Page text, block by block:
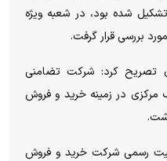
که با شکایت ۲۵۰ نفر تشکیل شده بود، در شعبه ویژه
بررسی قرار گرفت.
تصریح کرد: شرکت تضامنی
با مجوز بانک مرکزی در زمینه خرید و فروش
رسمی شرکت خرید و فروش